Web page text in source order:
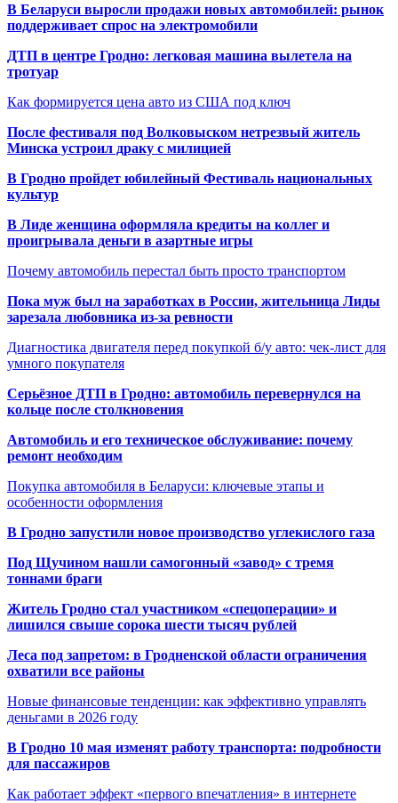
В Беларуси выросли продажи новых автомобилей: рынок
поддерживает спрос на электромобили
ДТП в центре Гродно: легковая машина вылетела на
тротуар
Как формируется цена авто из США под ключ
После фестиваля под Волковыском нетрезвый житель
Минска устроил драку с милицией
В Гродно пройдет юбилейный Фестиваль национальных
культур
В Лиде женщина оформляла кредиты на коллег и
проигрывала деньги в азартные игры
Почему автомобиль перестал быть просто транспортом
Пока муж был на заработках в России, жительница Лиды
зарезала любовника из-за ревности
Диагностика двигателя перед покупкой б/у авто: чек-лист для
умного покупателя
Серьёзное ДТП в Гродно: автомобиль перевернулся на
кольце после столкновения
Автомобиль и его техническое обслуживание: почему
ремонт необходим
Покупка автомобиля в Беларуси: ключевые этапы и
особенности оформления
В Гродно запустили новое производство углекислого газа
Под Щучином нашли самогонный «завод» с тремя
тоннами браги
Житель Гродно стал участником «спецоперации» и
лишился свыше сорока шести тысяч рублей
Леса под запретом: в Гродненской области ограничения
охватили все районы
Новые финансовые тенденции: как эффективно управлять
деньгами в 2026 году
В Гродно 10 мая изменят работу транспорта: подробности
для пассажиров
Как работает эффект «первого впечатления» в интернете